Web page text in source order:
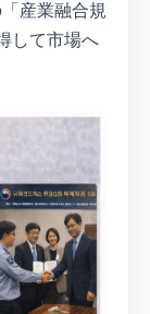
産業融合規
して市場へ